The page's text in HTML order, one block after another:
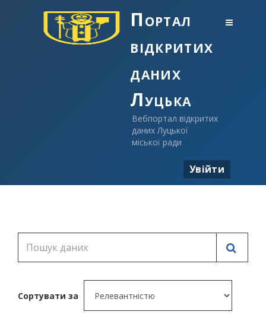
Портал
відкритих
даних
Луцька
Вебпортал відкритих
даних Луцької
міської ради
Увійти
Сортувати за